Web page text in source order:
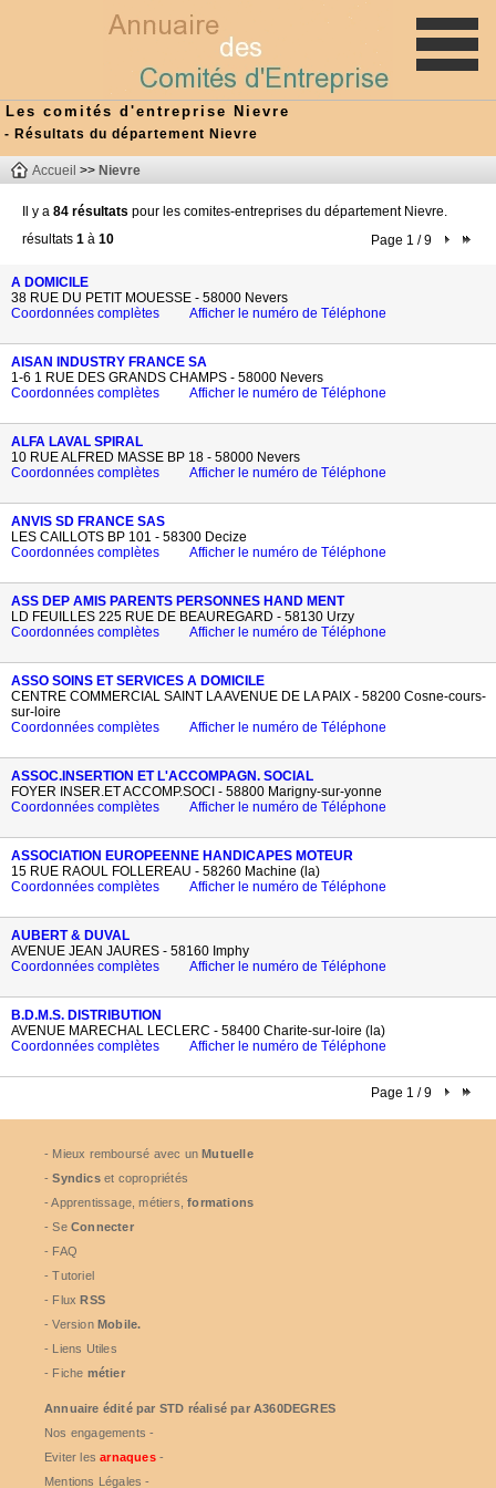
Les comités d'entreprise Nievre
- Résultats du département Nievre
Accueil >> Nievre
Il y a 84 résultats pour les comites-entreprises du département Nievre.
Page 1 / 9
résultats 1 à 10
A DOMICILE
38 RUE DU PETIT MOUESSE - 58000 Nevers
Coordonnées complètes
Afficher le numéro de Téléphone
AISAN INDUSTRY FRANCE SA
1-6 1 RUE DES GRANDS CHAMPS - 58000 Nevers
Coordonnées complètes
Afficher le numéro de Téléphone
ALFA LAVAL SPIRAL
10 RUE ALFRED MASSE BP 18 - 58000 Nevers
Coordonnées complètes
Afficher le numéro de Téléphone
ANVIS SD FRANCE SAS
LES CAILLOTS BP 101 - 58300 Decize
Coordonnées complètes
Afficher le numéro de Téléphone
ASS DEP AMIS PARENTS PERSONNES HAND MENT
LD FEUILLES 225 RUE DE BEAUREGARD - 58130 Urzy
Coordonnées complètes
Afficher le numéro de Téléphone
ASSO SOINS ET SERVICES A DOMICILE
CENTRE COMMERCIAL SAINT LA AVENUE DE LA PAIX - 58200 Cosne-cours-
sur-loire
Coordonnées complètes
Afficher le numéro de Téléphone
ASSOC.INSERTION ET L'ACCOMPAGN. SOCIAL
FOYER INSER.ET ACCOMP.SOCI - 58800 Marigny-sur-yonne
Coordonnées complètes
Afficher le numéro de Téléphone
ASSOCIATION EUROPEENNE HANDICAPES MOTEUR
15 RUE RAOUL FOLLEREAU - 58260 Machine (la)
Coordonnées complètes
Afficher le numéro de Téléphone
AUBERT & DUVAL
AVENUE JEAN JAURES - 58160 Imphy
Coordonnées complètes
Afficher le numéro de Téléphone
B.D.M.S. DISTRIBUTION
AVENUE MARECHAL LECLERC - 58400 Charite-sur-loire (la)
Coordonnées complètes
Afficher le numéro de Téléphone
Page 1 / 9
- Mieux remboursé avec unMutuelle
-Syndicset copropriétés
- Apprentissage, métiers,formations
- Se Connecter
- FAQ
- Tutoriel
- FluxRSS
- Version Mobile.
- Liens Utiles
- Fiche métier
Annuaire édité par STD réalisé par A360DEGRES
Nos engagements -
Eviter lesarnaques-
Mentions Légales -